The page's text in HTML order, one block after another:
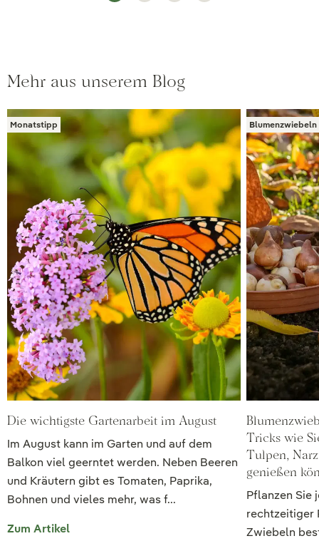
Mehr aus unserem Blog
Monatstipp
Die wichtigste Gartenarbeit im August
Im August kann im Garten und auf dem
Balkon viel geerntet werden. Neben Beeren
und Kräutern gibt es Tomaten, Paprika,
Bohnen und vieles mehr, was f...
Zum Artikel
Tricks wie
Tulpen,
genießen
Pflanzen Sie
rechtzeitiger
Zwiebeln